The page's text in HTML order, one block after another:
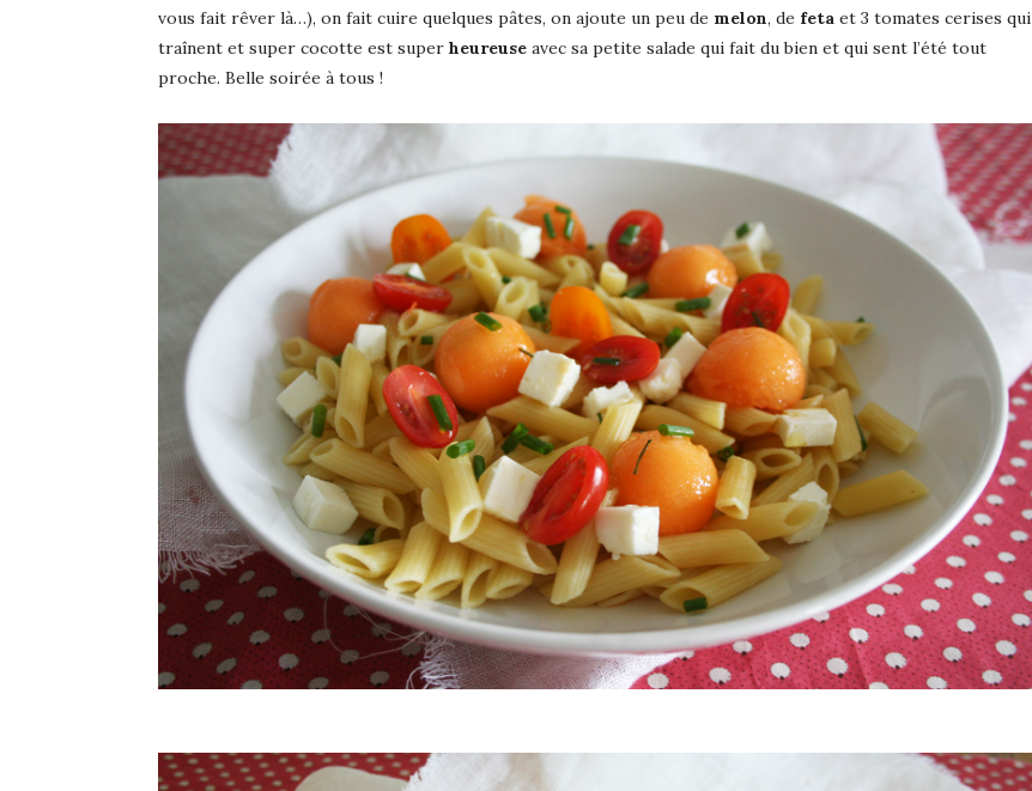
vous fait rêver là…), on fait cuire quelques pâtes, on ajoute un peu de melon, de feta et 3 tomates cerises qui
traînent et super cocotte est super heureuse avec sa petite salade qui fait du bien et qui sent l’été tout
proche. Belle soirée à tous !